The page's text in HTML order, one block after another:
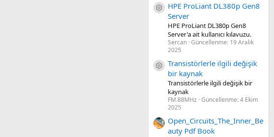
Kaynak ikon/amblem
HPE ProLiant DL380p Gen8
Server
HPE ProLiant DL380p Gen8
Server'a ait kullanıcı kılavuzu.
Sercan Güncellenme: 19 Aralık
2025
Kaynak ikon/amblem
Transistörlerle ilgili değişik
bir kaynak
Transistörlerle ilgili değişik bir
kaynak
FM.88MHz Güncellenme:4 Ekim
2025
Open_Circuits_The_Inner_Be
auty Pdf Book